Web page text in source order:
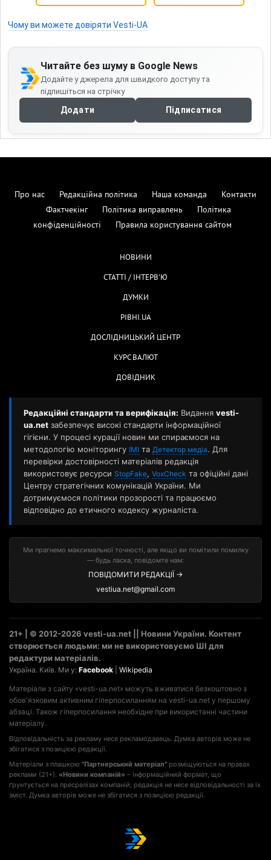
Чому ви можете довіряти Vesti-UA
Читайте без шуму в Google News
Додайте у джерела для швидкого доступу та
підпишіться на стрічку
Додати Підписатися
Про нас Редакційна політика Наша команда
Контакти
Фактчекінг
Політика виправлень
Політика
конфіденційності
Правила користування сайтом
НОВИНИ
СТАТТІ / ІНТЕРВ'Ю
ДУМКИ
РІВНІ.UA
ДОСЛІДНИЦЬКИЙ ЦЕНТР
КУРС ВАЛЮТ
ДОВІДНИК
Редакційні стандарти та верифікація: Видання vesti-
ua.net забезпечує високі стандарти інформаційної
гігієни. У процесі курації новин ми спираємося на
методологію моніторингу ІМІ та Детектор медіа. Для
перевірки достовірності матеріалів редакція
використовує ресурси StopFake, VoxCheck та офіційні дані
Центру стратегічних комунікацій України. Ми
дотримуємося політики прозорості та працюємо
відповідно до етичного кодексу журналіста.
Ми прагнемо максимальної точності, але якщо ви помітили помилку
— будь ласка, повідомте нам:
ПОВІДОМИТИ РЕДАКЦІЇ →
vestiua.net@gmail.com
21+ | © 2012-2026 vesti-ua.net || Новини України. Контент
створюється людьми: ми не використовуємо ШІ для
редактури матеріалів.
Україна. Київ. Ми у: Facebook Wikipedia
Матеріали з сайту «vesti-ua.net» можуть вживатися безкоштовно з
обов'язковим активним гіперпосиланням на vesti-ua.net у першому
абзаці. Також гіперпосилання необхідне при використанні частини
матеріалу.
Відповідальність за рекламу несе рекламодавець. Думка авторів може не
збігатися з позицією редакції.
Матеріали з плашкою "Партнерський матеріал" розміщуються на правах
реклами (21+). «Новини компаній» – інформаційний формат, що
ґрунтується на пресрелізах компаній; редакція не несе відповідальності за їх
зміст. Думка авторів може не збігатися з позицією редакції.